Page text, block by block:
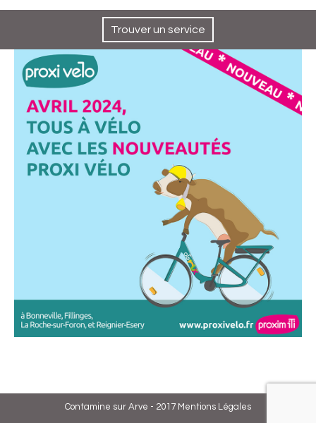
Trouver un service
Contamine sur Arve - 2017 Mentions Légales